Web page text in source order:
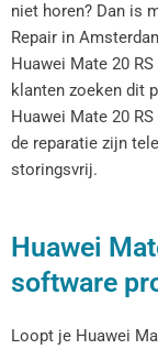
niet horen? Dan is
Repair in
Huawei Mate 20
klanten zoeken dit
Huawei Mate 20
de reparatie zijn
storingsvrij.
Huawei
software
Loopt je Huawei